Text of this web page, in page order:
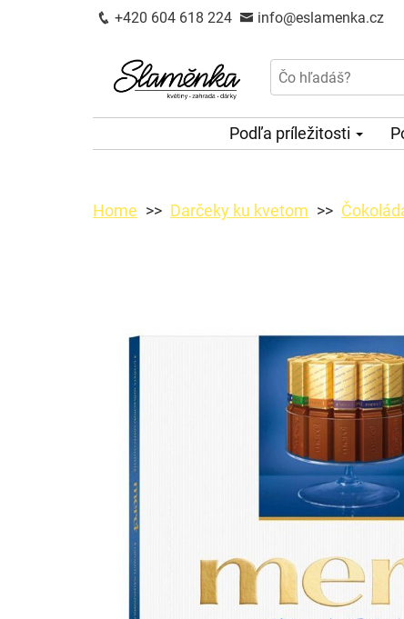
+420 604 618 224 info@eslamenka.cz
Podľa príležitosti
Home Darčeky ku kvetom